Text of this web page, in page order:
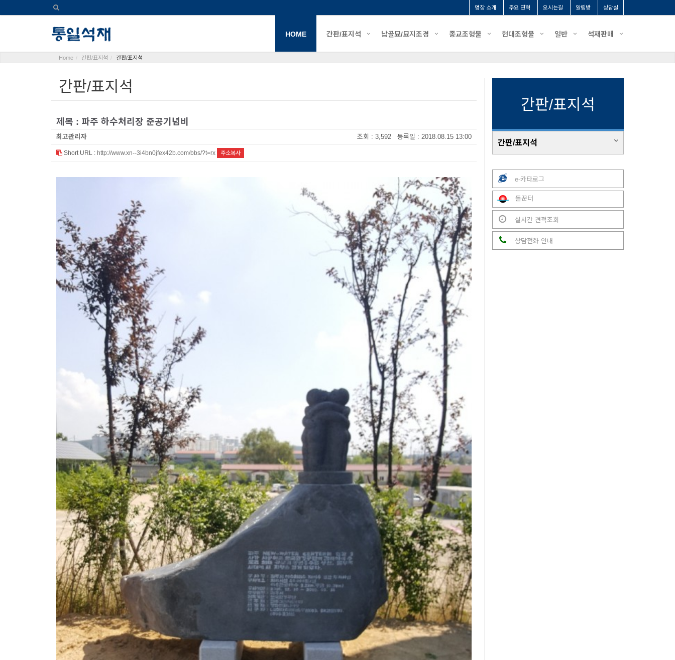
명장 소개 주요 연혁 오시는길 알림방 상담실
HOME 간판/표지석 납골묘/묘지조경 종교조형물 현대조형물 일반 석재판매
Home 간판/표지석 간판/표지석
간판/표지석
제목 : 파주 하수처리장 준공기념비
최고관리자 조회 : 3,592 등록일 : 2018.08.15 13:00
Short URL : http://www.xn--3i4bn0jfex42b.com/bbs/?t=rx 주소복사
간판/표지석
간판/표지석
e-카타로그
돌꾼터
실시간 견적조회
상담전화 안내